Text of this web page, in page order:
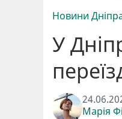
Новини
У
Марія